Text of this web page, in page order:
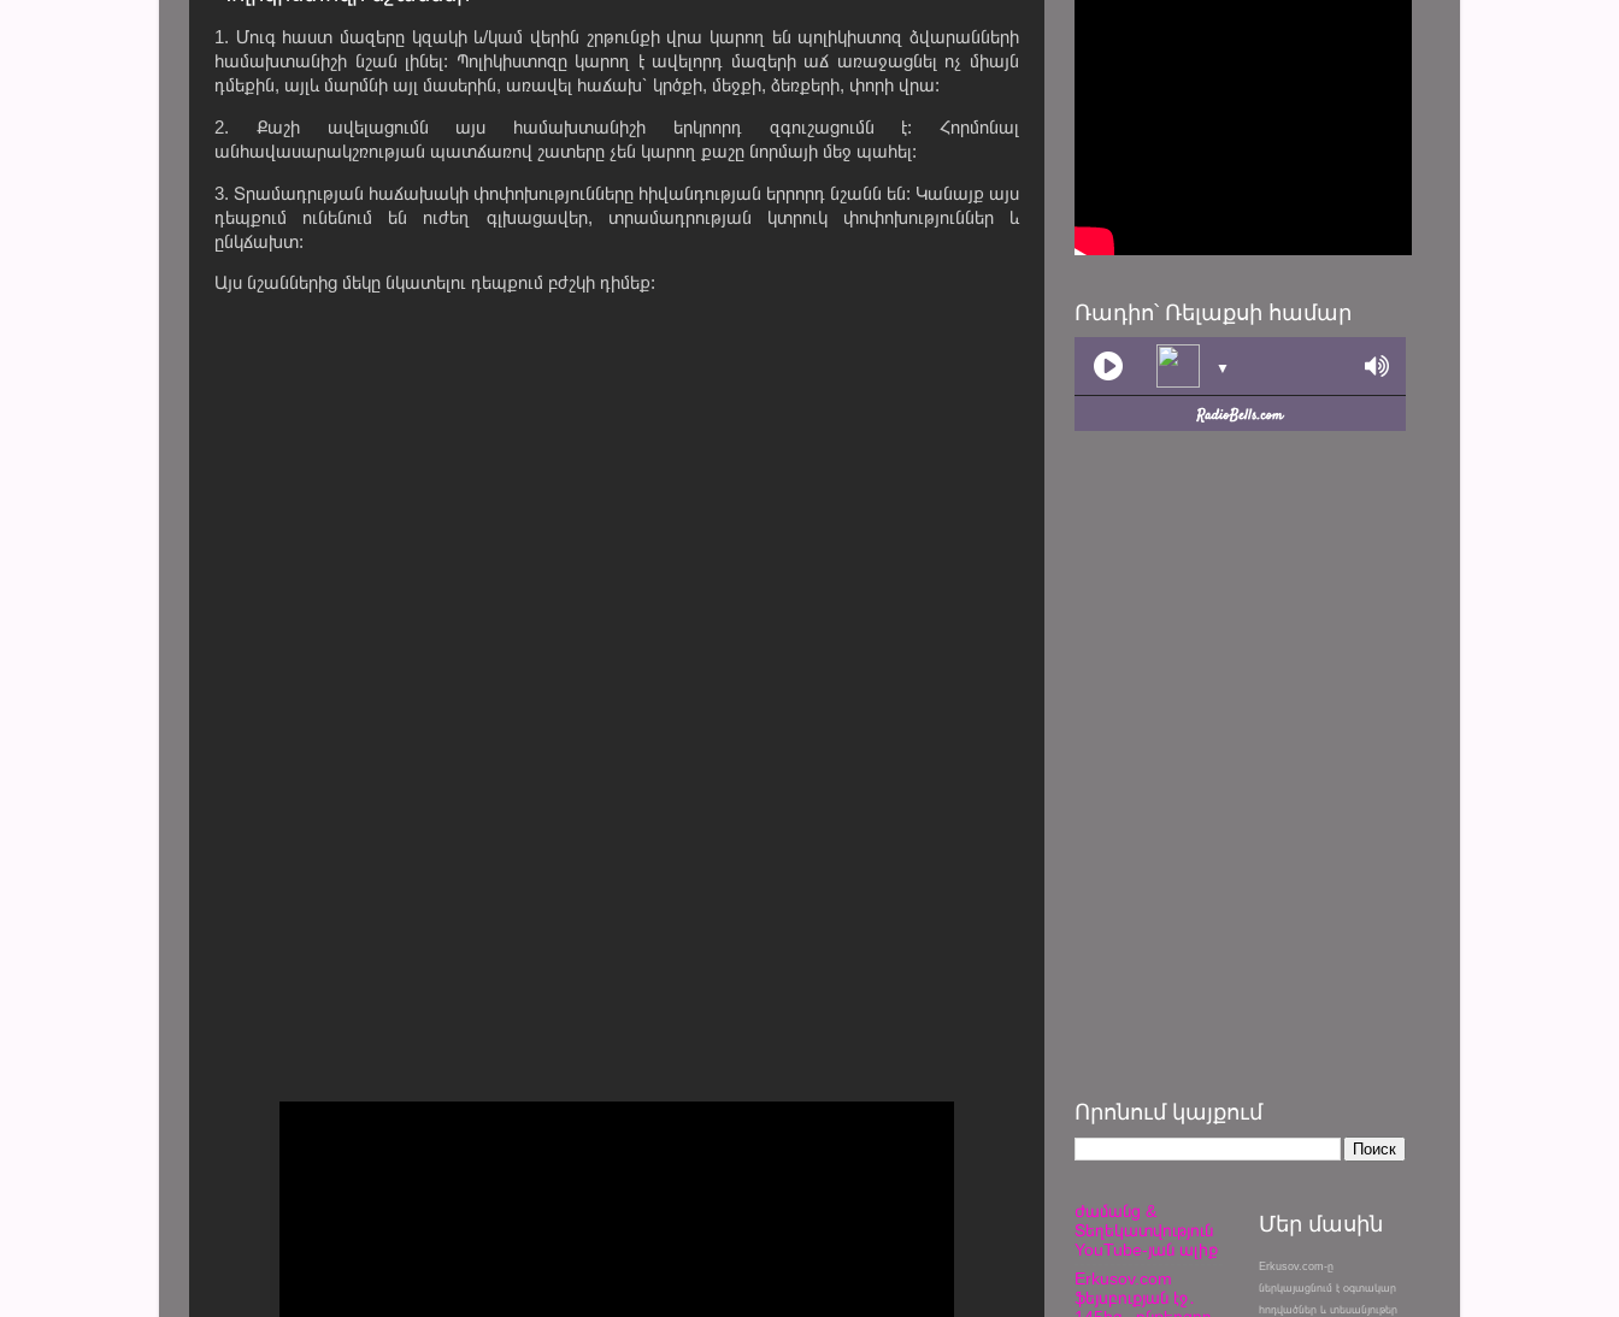
1. Մուգ հաստ մազերը կզակի և/կամ վերին շրթունքի վրա կարող են պոլիկիստոզ ձվարանների
համախտանիշի նշան լինել: Պոլիկիստոզը կարող է ավելորդ մազերի աճ առաջացնել ոչ միայն
դմեքին, այլև մարմնի այլ մասերին, առավել հաճախ՝ կրծքի, մեջքի, ձեռքերի, փորի վրա:
2. Քաշի ավելացումն այս համախտանիշի երկրորդ զգուշացումն է: Հորմոնալ
անհավասարակշռության պատճառով շատերը չեն կարող քաշը նորմայի մեջ պահել:
3. Տրամադրւթյան հաճախակի փոփոխությունները հիվանդության երրորդ նշանն են: Կանայք այս
դեպքում ունենում են ուժեղ գլխացավեր, տրամադրության կտրուկ փոփոխություններ և
ընկճախտ:
Այս նշաններից մեկը նկատելու դեպքում բժշկի դիմեք:
Ռադիո՝ Ռելաքսի համար
▼
Որոնում կայքում
Ժամանց &
Տեղեկատվություն
YouTube-յան ալիք
Erkusov.com
ֆեյսբուքյան էջ․
Մեր մասին
Erkusov.com-ը
ներկայացնում է օգտակար
հոդվածներ և տեսանյութեր